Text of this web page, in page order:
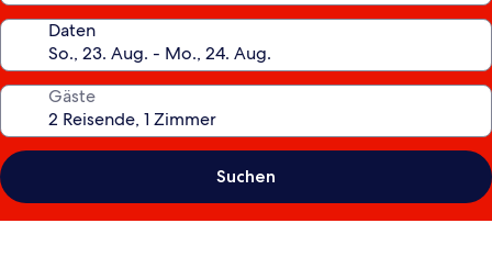
Daten
Gäste
Suchen